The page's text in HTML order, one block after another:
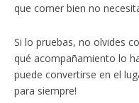
que comer bien no
Si lo pruebas, no olvides
qué acompañamiento lo
puede convertirse en el
para siempre!